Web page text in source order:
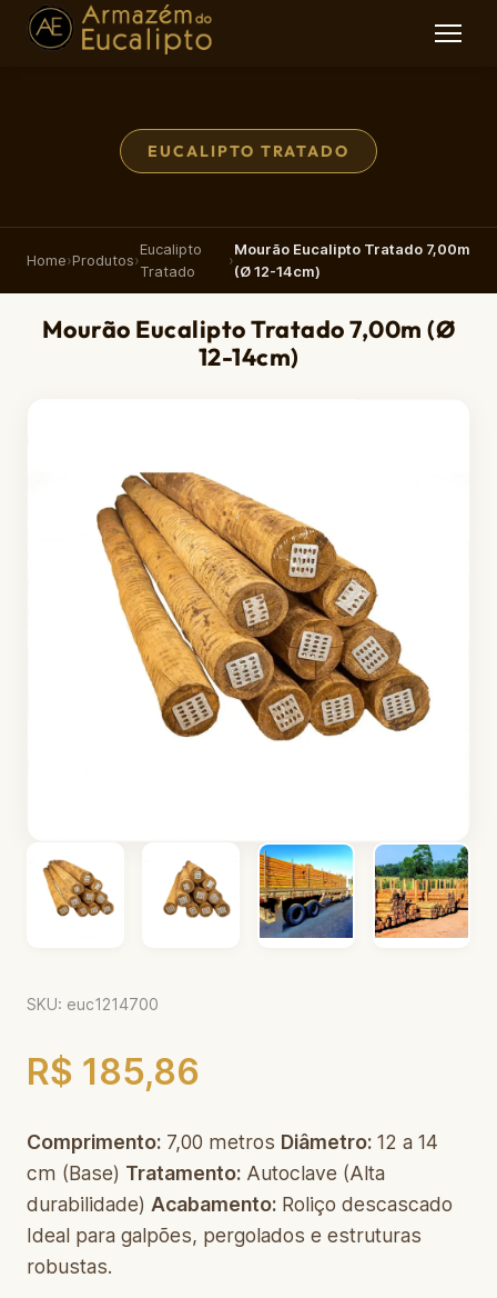
EUCALIPTO TRATADO
Home›Produtos›
Eucalipto
Tratado
›
Mourão Eucalipto Tratado 7,00m
(Ø 12-14cm)
Mourão Eucalipto Tratado 7,00m (Ø
12-14cm)
SKU: euc1214700
R$ 185,86
Comprimento: 7,00 metros Diâmetro: 12 a 14
cm (Base) Tratamento: Autoclave (Alta
durabilidade) Acabamento: Roliço descascado
Ideal para galpões, pergolados e estruturas
robustas.